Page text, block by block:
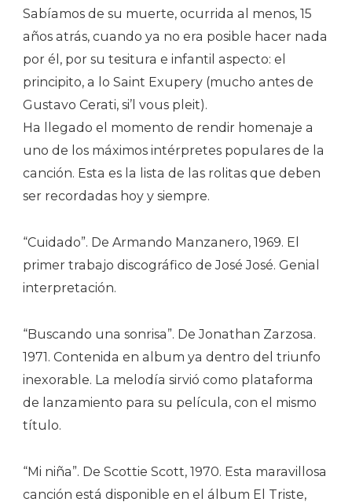
Sabíamos de su muerte, ocurrida al menos, 15
años atrás, cuando ya no era posible hacer nada
por él, por su tesitura e infantil aspecto: el
principito, a lo Saint Exupery (mucho antes de
Gustavo Cerati, si’l vous pleit).
Ha llegado el momento de rendir homenaje a
uno de los máximos intérpretes populares de la
canción. Esta es la lista de las rolitas que deben
ser recordadas hoy y siempre.
“Cuidado”. De Armando Manzanero, 1969. El
primer trabajo discográfico de José José. Genial
interpretación.
“Buscando una sonrisa”. De Jonathan Zarzosa.
1971. Contenida en album ya dentro del triunfo
inexorable. La melodía sirvió como plataforma
de lanzamiento para su película, con el mismo
título.
“Mi niña”. De Scottie Scott, 1970. Esta maravillosa
canción está disponible en el álbum El Triste,